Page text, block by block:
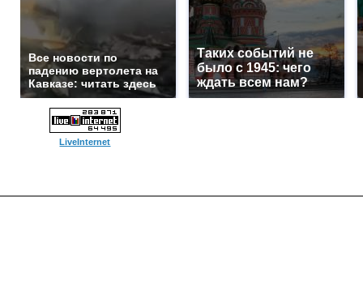
Все новости по
падению вертолета на
Кавказе: читать здесь
Таких событий не
было с 1945: чего
ждать всем нам?
LiveInternet